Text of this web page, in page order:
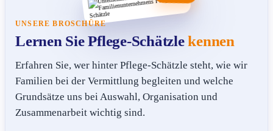
UNSERE BROSCHÜRE
Lernen Sie Pflege-Schätzlekennen
Erfahren Sie, wer hinter Pflege-Schätzle steht, wie wir
Familien bei der Vermittlung begleiten und welche
Grundsätze uns bei Auswahl, Organisation und
Zusammenarbeit wichtig sind.